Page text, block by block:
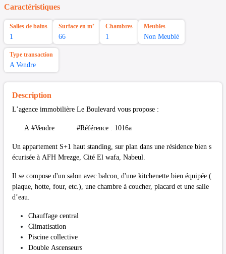
Caractéristiques
Salles de bains
1
Surface en m²
66
Chambres
1
Meubles
Non Meublé
Type transaction
A Vendre
Description
L’agence immobilière Le Boulevard vous propose :
A #Vendre #Référence : 1016a
Un appartement S+1 haut standing, sur plan dans une résidence bien s
écurisée à AFH Mrezge, Cité El wafa, Nabeul.
Il se compose d'un salon avec balcon, d'une kitchenette bien équipée (
plaque, hotte, four, etc.), une chambre à coucher, placard et une salle
d’eau.
Chauffage central
Climatisation
Piscine collective
Double Ascenseurs